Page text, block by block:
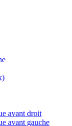
avant droit
avant gauche